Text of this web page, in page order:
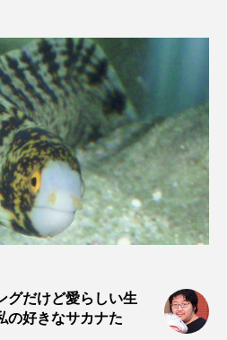
ンゴロウ コイ
コオイムシ
ガネスズメダイ
ン コチ
ロ コバンザメ
モンイトギンポ
グだけど愛らしい生
の好きなサカナた